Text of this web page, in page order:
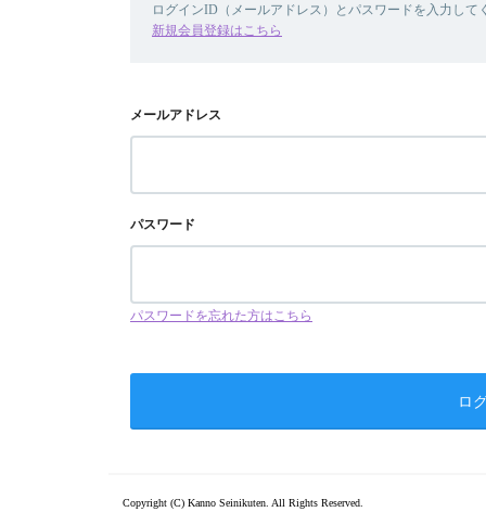
ログインID（メールアドレス）とパスワードを入力して
新規会員登録はこちら
メールアドレス
パスワード
パスワードを忘れた方はこちら
Copyright (C) Kanno Seinikuten. All Rights Reserved.